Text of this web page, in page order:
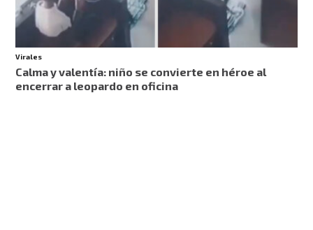
Virales
Calma y valentía: niño se convierte en héroe al
encerrar a leopardo en oficina